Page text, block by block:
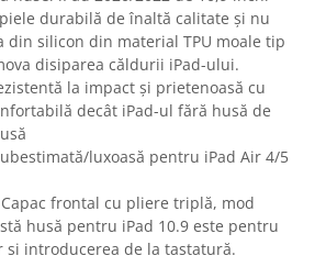
Cosmetice
electrice
styling
ingrijire
durabilă de înaltă calitate și nu
din silicon din material TPU moale tip
disiparea căldurii iPad-ului.
la impact și prietenoasă cu
decât iPad-ul fără husă de
luxoasă pentru iPad Air 4/5
frontal cu pliere triplă, mod
husă pentru iPad 10.9 este pentru
și introducerea de la tastatură.